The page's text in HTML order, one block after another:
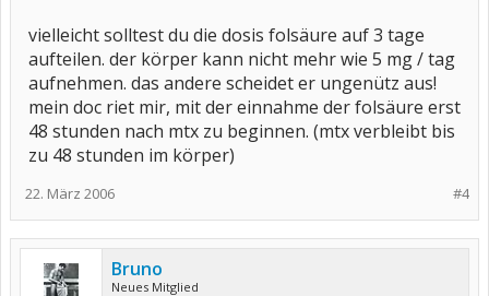
vielleicht solltest du die dosis folsäure auf 3 tage
aufteilen. der körper kann nicht mehr wie 5 mg / tag
aufnehmen. das andere scheidet er ungenütz aus!
mein doc riet mir, mit der einnahme der folsäure erst
48 stunden nach mtx zu beginnen. (mtx verbleibt bis
zu 48 stunden im körper)
#4
22. März 2006
Bruno
Neues Mitglied